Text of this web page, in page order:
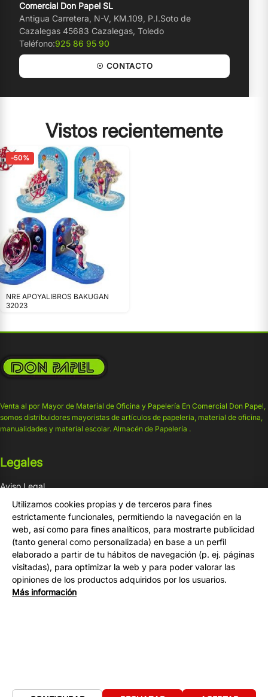
Comercial Don Papel SL
Antigua Carretera, N-V, KM.109, P.I.Soto de
Cazalegas 45683 Cazalegas, Toledo
Teléfono:925 86 95 90
☉ CONTACTO
Vistos recientemente
-50%
NRE APOYALIBROS BAKUGAN
32023
Venta al por Mayor de Material de Oficina y Papelería En Comercial Don Papel,
somos distribuidores mayoristas de artículos de papelería, material de oficina,
manualidades y material escolar. Almacén de Papelería .
Legales
Aviso Legal
Condiciones de venta
Privacidad
Cookies
Compra
Tu Cuenta
Utilizamos cookies propias y de terceros para fines
estrictamente funcionales, permitiendo la navegación en la
web, así como para fines analíticos, para mostrarte publicidad
(tanto general como personalizada) en base a un perfil
elaborado a partir de tu hábitos de navegación (p. ej. páginas
visitadas), para optimizar la web y para poder valorar las
opiniones de los productos adquiridos por los usuarios.
Más información